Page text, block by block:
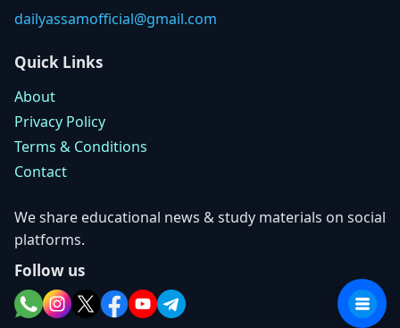
dailyassamofficial@gmail.com
Quick Links
About
Privacy Policy
Terms & Conditions
Contact
We share educational news & study materials on social
platforms.
Follow us